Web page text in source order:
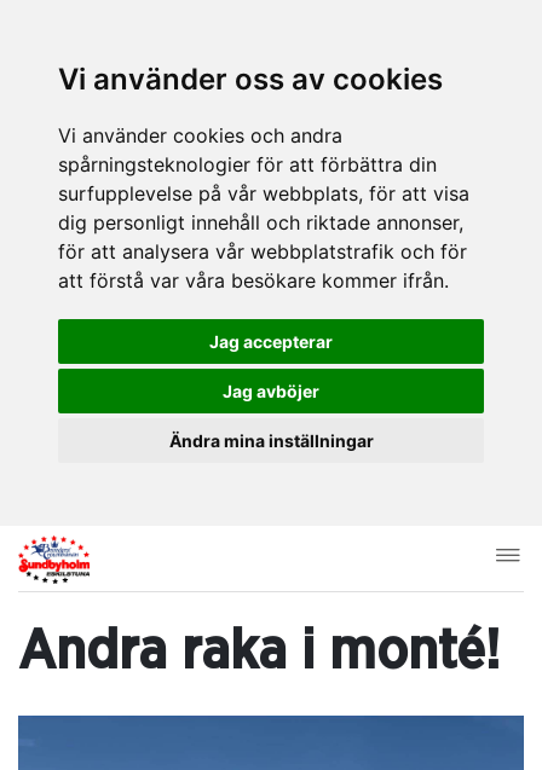
Vi använder oss av cookies
Vi använder cookies och andra
spårningsteknologier för att förbättra din
surfupplevelse på vår webbplats, för att visa
dig personligt innehåll och riktade annonser,
för att analysera vår webbplatstrafik och för
att förstå var våra besökare kommer ifrån.
Jag accepterar
Jag avböjer
Ändra mina inställningar
Andra raka i monté!